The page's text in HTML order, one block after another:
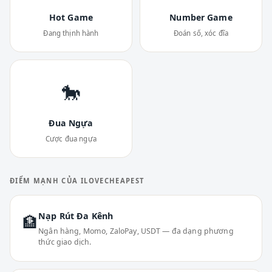
Hot Game
Đang thịnh hành
Number Game
Đoán số, xóc đĩa
🐎
Đua Ngựa
Cược đua ngựa
ĐIỂM MẠNH CỦA ILOVECHEAPEST
🏦 Nạp Rút Đa Kênh
Ngân hàng, Momo, ZaloPay, USDT — đa dạng phương
thức giao dịch.